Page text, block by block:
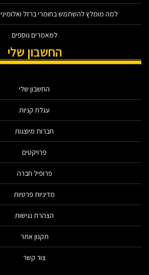
למה מומלץ להשתמש בחומרי ברזל
למאמרים נוספים
החשבון שלי
החשבון שלי
עגלת קניות
חברות מיוצגות
פרויקטים
פרופיל חברה
מדיניות פרטיות
הצהרת נגישות
תקנון אתר
צור קשר